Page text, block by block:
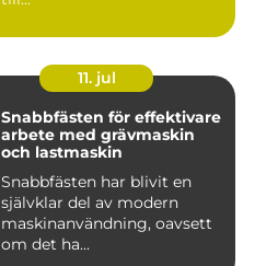
11. jul
Snabbfästen för effektivare
arbete med grävmaskin
och lastmaskin
Snabbfästen har blivit en
självklar del av modern
maskinanvändning, oavsett
om det ha...